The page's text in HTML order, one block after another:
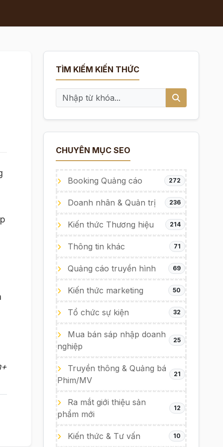
TÌM KIẾM KIẾN THỨC
CHUYÊN MỤC SEO
Booking Quảng cáo 272
Doanh nhân & Quản trị 236
Kiến thức Thương hiệu 214
Thông tin khác 71
Quảng cáo truyền hình 69
Kiến thức marketing 50
Tổ chức sự kiện 32
Mua bán sáp nhập doanh
nghiệp
25
Truyền thông & Quảng bá
Phim/MV
21
Ra mắt giới thiệu sản
phẩm mới
12
Kiến thức & Tư vấn 10